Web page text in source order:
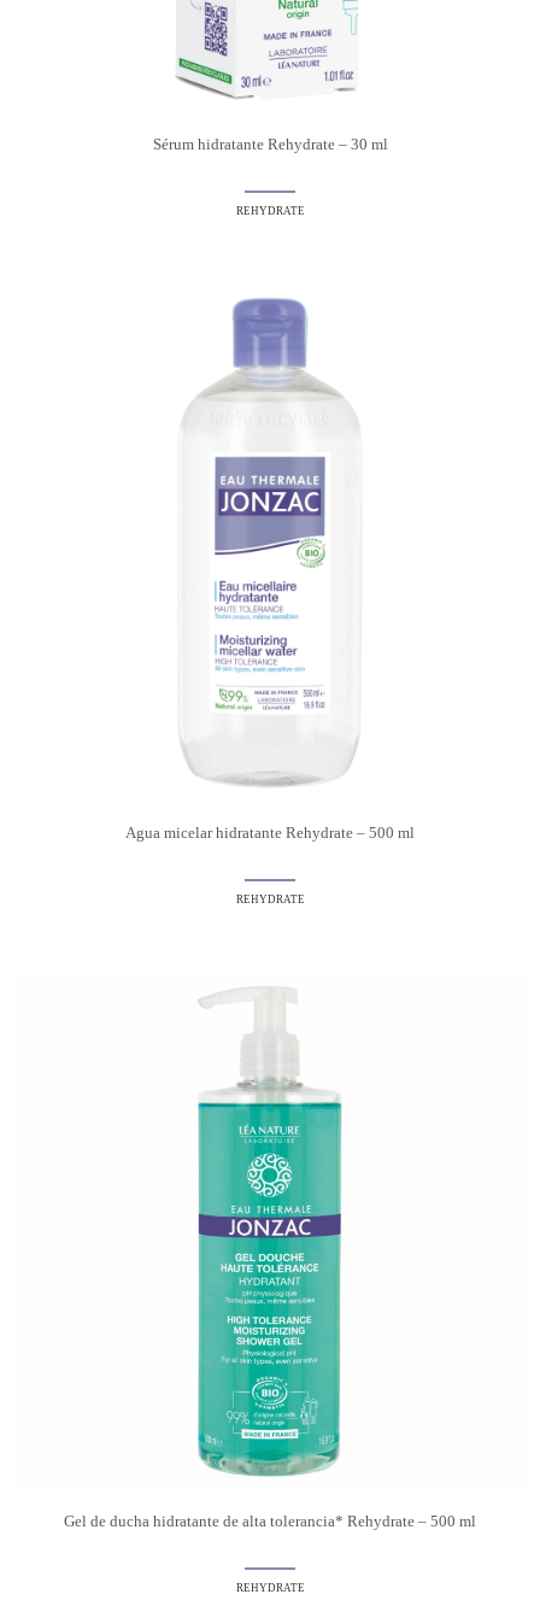
Sérum hidratante Rehydrate – 30 ml
REHYDRATE
Agua micelar hidratante Rehydrate – 500 ml
REHYDRATE
Gel de ducha hidratante de alta tolerancia* Rehydrate – 500 ml
REHYDRATE